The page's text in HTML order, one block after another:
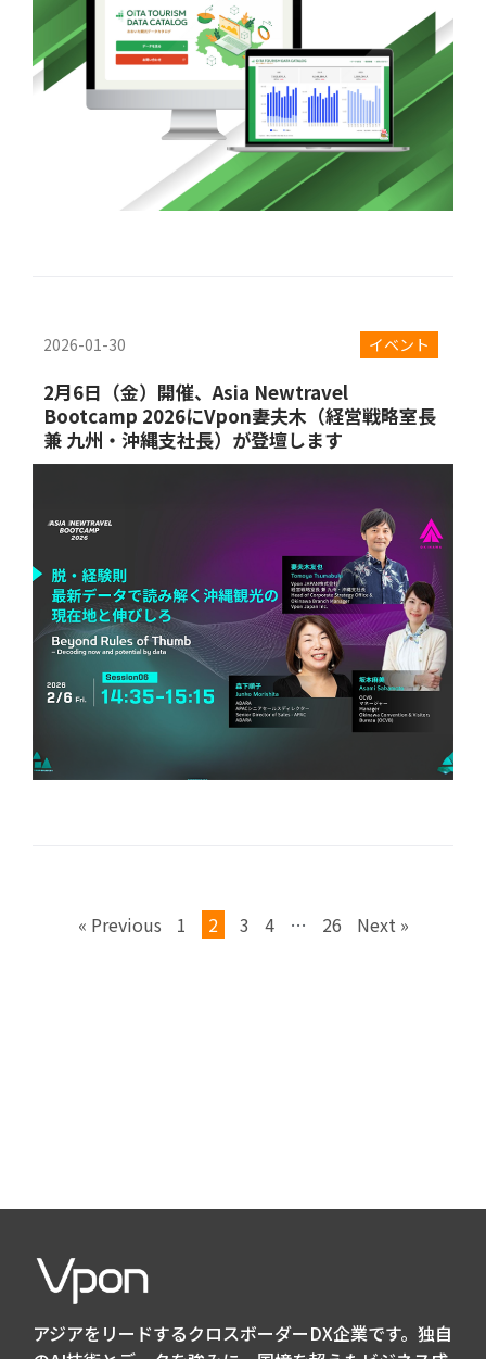
2026-01-30 イベント
2月6日（金）開催、Asia Newtravel
Bootcamp 2026にVpon妻夫木（経営戦略室長
兼 九州・沖縄支社長）が登壇します
« Previous 1 2 3 4 … 26 Next »
アジアをリードするクロスボーダーDX企業です。独自